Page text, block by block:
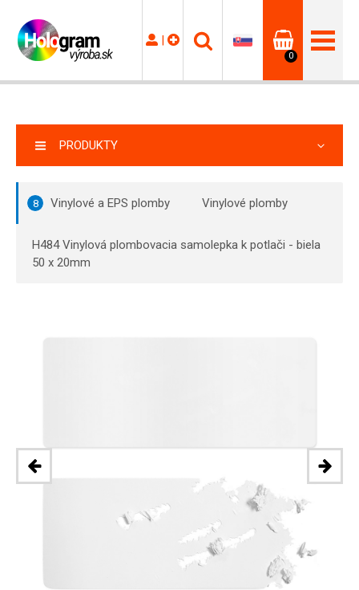
|
0
PRODUKTY
8 Vinylové a EPS plomby Vinylové plomby
H484 Vinylová plombovacia samolepka k potlači - biela
50 x 20mm